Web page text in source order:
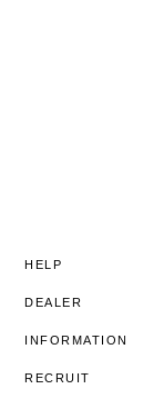
HELP
DEALER
INFORMATION
RECRUIT